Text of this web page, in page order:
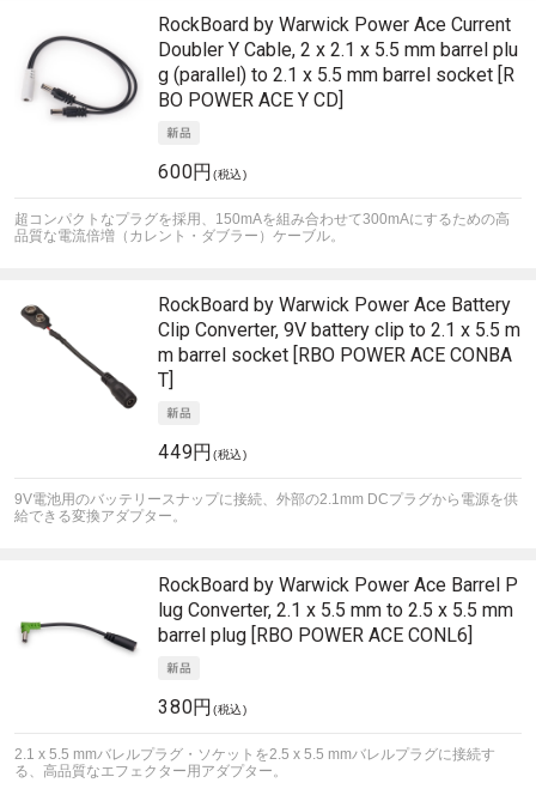
RockBoard by Warwick Power Ace Current
Doubler Y Cable, 2 x 2.1 x 5.5 mm barrel plu
g (parallel) to 2.1 x 5.5 mm barrel socket [R
BO POWER ACE Y CD]
600円(税込)
超コンパクトなプラグを採用、150mAを組み合わせて300mAにするための高
品質な電流倍増（カレント・ダブラー）ケーブル。
RockBoard by Warwick Power Ace Battery
Clip Converter, 9V battery clip to 2.1 x 5.5 m
m barrel socket [RBO POWER ACE CONBA
T]
449円(税込)
9V電池用のバッテリースナップに接続、外部の2.1mm DCプラグから電源を供
給できる変換アダプター。
RockBoard by Warwick Power Ace Barrel P
lug Converter, 2.1 x 5.5 mm to 2.5 x 5.5 mm
barrel plug [RBO POWER ACE CONL6]
380円(税込)
2.1 x 5.5 mmバレルプラグ・ソケットを2.5 x 5.5 mmバレルプラグに接続す
る、高品質なエフェクター用アダプター。